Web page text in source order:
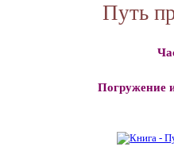
Путь
Погружение